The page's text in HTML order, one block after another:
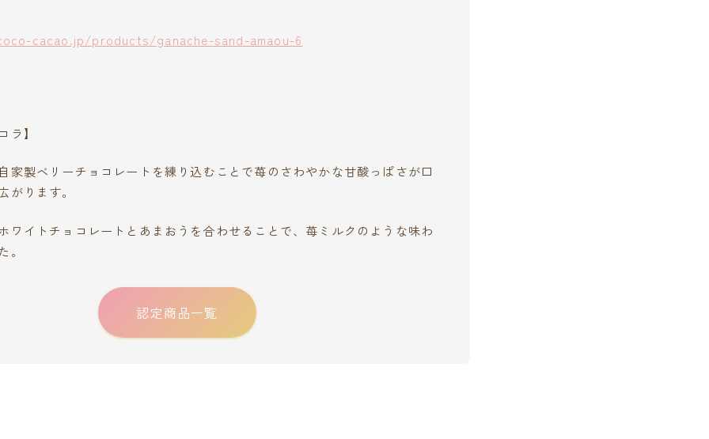
cacao.jp/products/ganache-sand-amaou-6
ラ】
家製ベリーチョコレートを練り込むことで苺のさわやかな甘酸っぱさが口
がります。
ワイトチョコレートとあまおうを合わせることで、苺ミルクのような味わ
。
認定商品一覧